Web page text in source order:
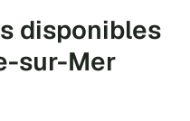
disponibles
sur-Mer